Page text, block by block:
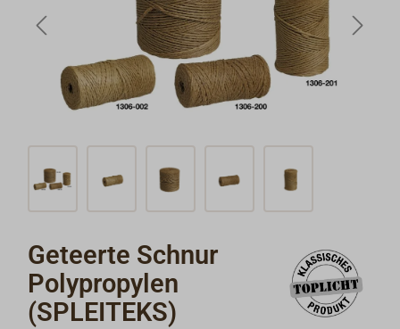
Geteerte Schnur
Polypropylen
(SPLEITEKS)